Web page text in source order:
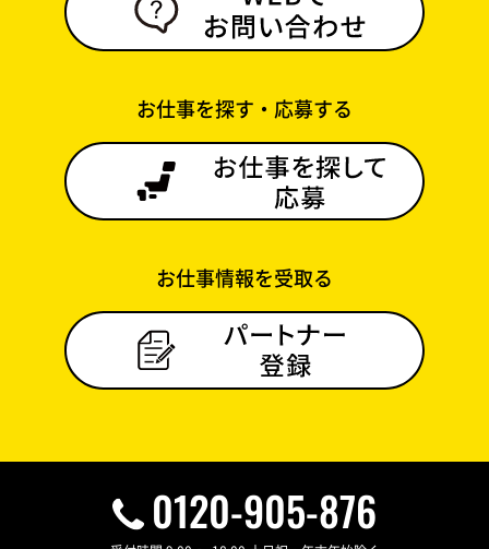
お仕事を探す・応募する
お仕事情報を受取る
0120-905-876